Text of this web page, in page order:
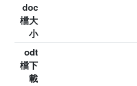
doc
檔大
小
odt
檔下
載